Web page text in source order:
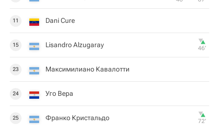
11 Dani Cure
15 Lisandro Alzugaray 46‎’‎
23 Максимилиано Кавалотти
24 Уго Вера
25 Франко Кристальдо 72‎’‎